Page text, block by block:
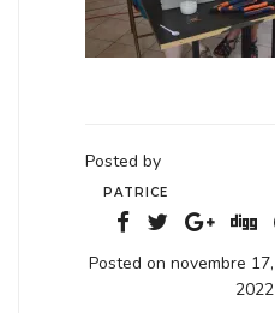
Posted by
PATRICE
Posted on novembre 17,
2022